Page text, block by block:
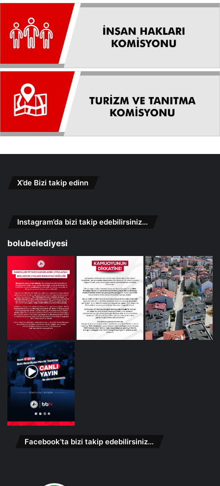
X’de Bizi takip edinn
Instagram’da bizi takip edebilirsiniz…
bolubelediyesi
Facebook’ta bizi takip edebilirsiniz…